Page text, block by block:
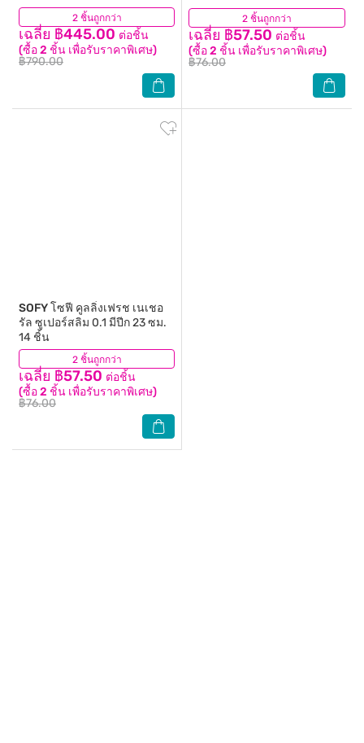
2 ชิ้นถูกกว่า
เฉลี่ย ฿445.00 ต่อชิ้น
(ซื้อ 2 ชิ้น เพื่อรับราคาพิเศษ)
฿790.00
(10) 2 ชิ้นถูกกว่า
เฉลี่ย ฿57.50 ต่อชิ้น
(ซื้อ 2 ชิ้น เพื่อรับราคาพิเศษ)
฿76.00
(115)
2 ชิ้นถูกกว่า
SOFYโซฟี คูลลิ่งเฟรช เนเชอ
รัล ซูเปอร์สลิม 0.1 มีปีก 23 ซม.
14 ชิ้น
เฉลี่ย ฿57.50 ต่อชิ้น
(ซื้อ 2 ชิ้น เพื่อรับราคาพิเศษ)
฿76.00
(165)